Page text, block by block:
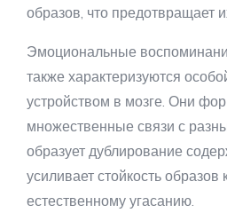
образов, что предотвращает
Эмоциональные
также характеризуются
устройством в мозге. Они
множественные связи с
образует дублирование
усиливает стойкость
естественному угасанию.